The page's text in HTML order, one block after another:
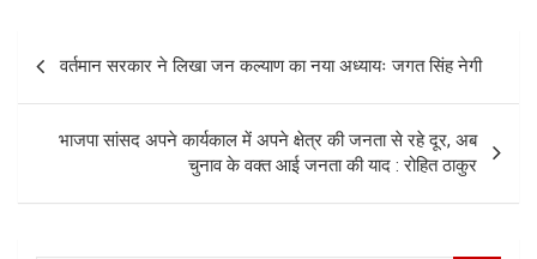
Post
वर्तमान सरकार ने लिखा जन कल्याण का नया अध्यायः जगत सिंह नेगी
भाजपा सांसद अपने कार्यकाल में अपने क्षेत्र की जनता से रहे दूर, अब
चुनाव के वक्त आई जनता की याद : रोहित ठाकुर